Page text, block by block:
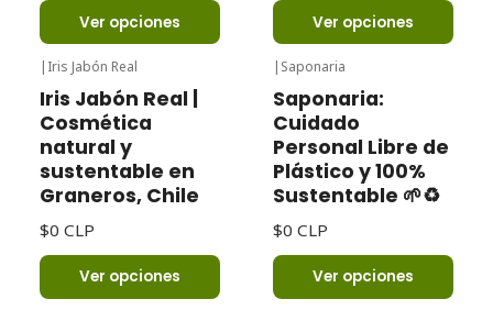
Ver opciones Ver opciones
| Iris Jabón Real
Iris Jabón Real |
Cosmética
natural y
sustentable en
Graneros, Chile
$0 CLP
Ver opciones
| Saponaria
Saponaria:
Cuidado
Personal Libre de
Plástico y 100%
Sustentable 🌱♻️
$0 CLP
Ver opciones